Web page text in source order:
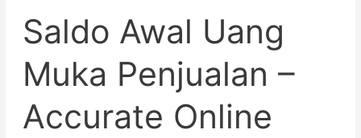
Saldo Awal Uang
Muka Penjualan –
Accurate Online
Awal
Uang
Penjualan
–
Accurate
Online